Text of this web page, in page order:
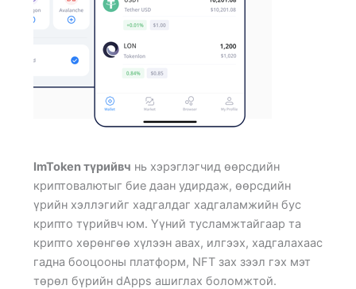
ImToken түрийвч нь хэрэглэгчид өөрсдийн
криптовалютыг бие даан удирдаж, өөрсдийн
үрийн хэллэгийг хадгалдаг хадгаламжийн бус
крипто түрийвч юм. Үүний тусламжтайгаар та
крипто хөрөнгөө хүлээн авах, илгээх, хадгалахаас
гадна бооцооны платформ, NFT зах зээл гэх мэт
төрөл бүрийн dApps ашиглах боломжтой.